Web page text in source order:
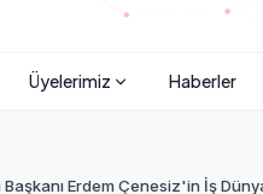
Üyelerimiz Haberler
Erdem Çenesiz'in İş